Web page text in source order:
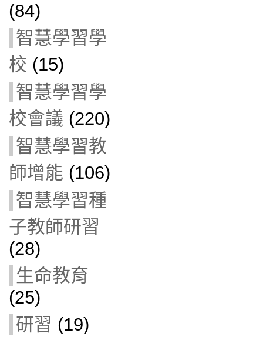
(84)
智慧學習學
校 (15)
智慧學習學
校會議 (220)
智慧學習教
師增能 (106)
智慧學習種
子教師研習
(28)
生命教育
(25)
研習 (19)